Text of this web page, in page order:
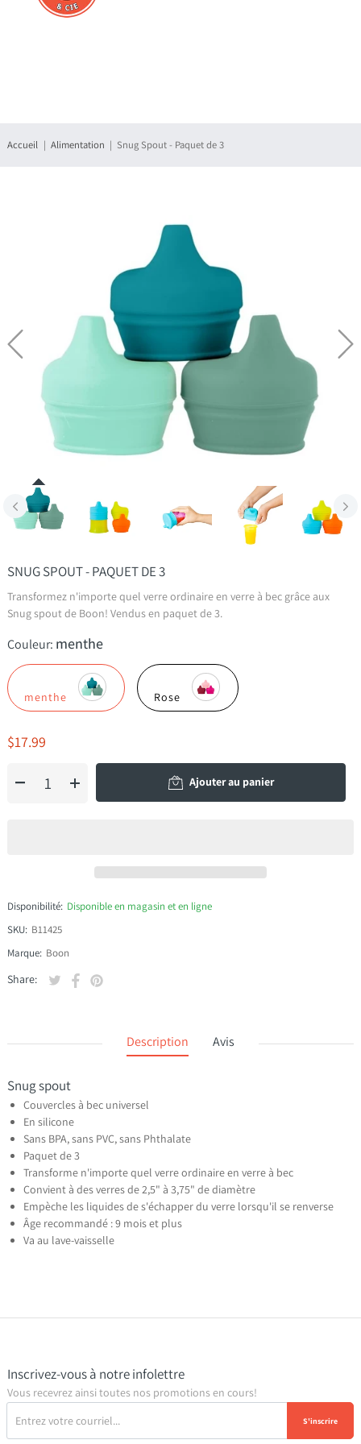
Accueil Alimentation Snug Spout - Paquet de 3
SNUG SPOUT - PAQUET DE 3
Transformez n'importe quel verre ordinaire en verre à bec grâce aux
Snug spout de Boon! Vendus en paquet de 3.
Couleur: menthe
menthe Rose
$17.99
Ajouter au panier
Disponibilité: Disponible en magasin et en ligne
SKU: B11425
Marque: Boon
Share: Tweeter sur Twitter
S'ouvre dans une nouvelle fenêtre.
Partager sur Facebook
S'ouvre dans une nouvelle fenêtre.
Épingler sur Pinterest
S'ouvre dans une nouvelle fenêtre.
Description Avis
Snug spout
Couvercles à bec universel
En silicone
Sans BPA, sans PVC, sans Phthalate
Paquet de 3
Transforme n'importe quel verre ordinaire en verre à bec
Convient à des verres de 2,5" à 3,75" de diamètre
Empèche les liquides de s'échapper du verre lorsqu'il se renverse
Âge recommandé : 9 mois et plus
Va au lave-vaisselle
Inscrivez-vous à notre infolettre
Vous recevrez ainsi toutes nos promotions en cours!
S'inscrire